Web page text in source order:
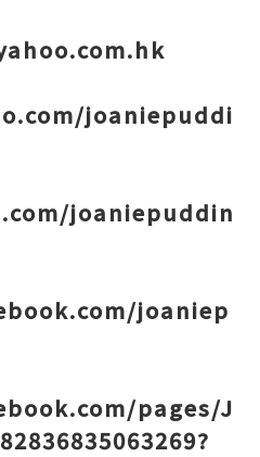
joaniepuddi
joaniepuddin
joaniep
pages/J